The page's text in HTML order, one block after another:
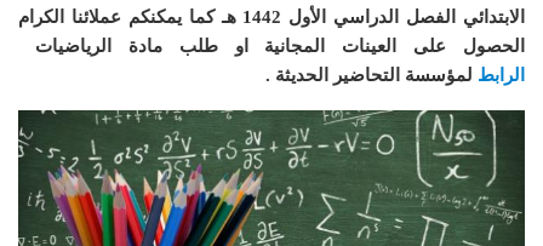
الابتدائي الفصل الدراسي الأول 1442 هـ
كما يمكنكم عملائنا الكرام
الحصول على العينات المجانية او طلب مادة الرياضيات
الرابط لمؤسسة التحاضير الحديثة .